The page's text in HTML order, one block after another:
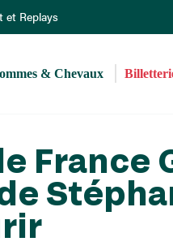
et Replays
& Chevaux
France